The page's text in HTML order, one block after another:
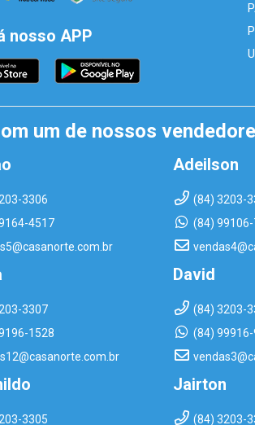
nosso APP
um de nossos
3306
4517
Adeilson
(84) 3203-
(84)
3307
1528
David
(84) 3203-
(84)
3305
Jairton
(84) 3203-